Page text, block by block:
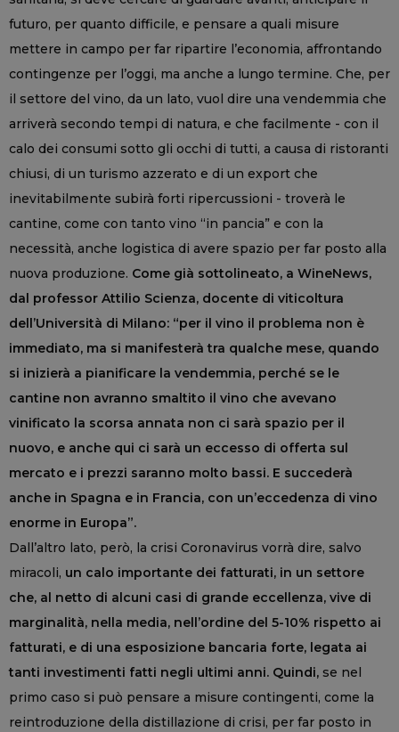
futuro, per quanto difficile, e pensare a quali misure
mettere in campo per far ripartire l’economia, affrontando
contingenze per l’oggi, ma anche a lungo termine. Che, per
il settore del vino, da un lato, vuol dire una vendemmia che
arriverà secondo tempi di natura, e che facilmente - con il
calo dei consumi sotto gli occhi di tutti, a causa di ristoranti
chiusi, di un turismo azzerato e di un export che
inevitabilmente subirà forti ripercussioni - troverà le
cantine, come con tanto vino “in pancia” e con la
necessità, anche logistica di avere spazio per far posto alla
nuova produzione. Come già sottolineato, a WineNews,
dal professor Attilio Scienza, docente di viticoltura
dell’Università di Milano: “per il vino il problema non è
immediato, ma si manifesterà tra qualche mese, quando
si inizierà a pianificare la vendemmia, perché se le
cantine non avranno smaltito il vino che avevano
vinificato la scorsa annata non ci sarà spazio per il
nuovo, e anche qui ci sarà un eccesso di offerta sul
mercato e i prezzi saranno molto bassi. E succederà
anche in Spagna e in Francia, con un’eccedenza di vino
enorme in Europa”.
Dall’altro lato, però, la crisi Coronavirus vorrà dire, salvo
miracoli, un calo importante dei fatturati, in un settore
che, al netto di alcuni casi di grande eccellenza, vive di
marginalità, nella media, nell’ordine del 5-10% rispetto ai
fatturati, e di una esposizione bancaria forte, legata ai
tanti investimenti fatti negli ultimi anni. Quindi, se nel
primo caso si può pensare a misure contingenti, come la
reintroduzione della distillazione di crisi, per far posto in